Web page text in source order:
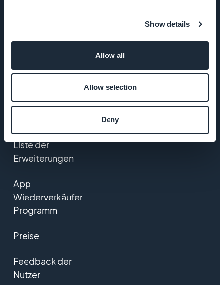
Show details
Allow all
Allow selection
Deny
app erstellen
Liste der
Erweiterungen
App
Wiederverkäufer
Programm
Preise
Feedback der
Nutzer